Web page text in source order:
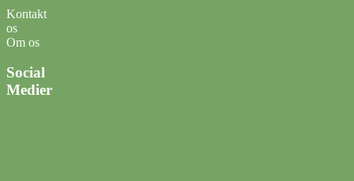
Kontakt
os
Om os
Social
Medier